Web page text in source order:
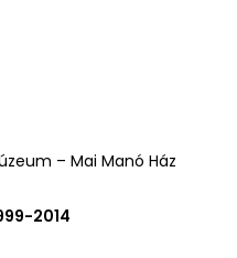
– Mai Manó Ház
2014